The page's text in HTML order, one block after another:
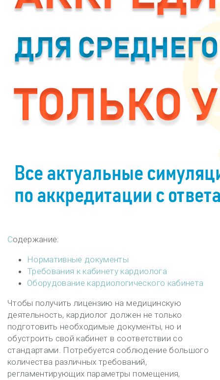
Содержание:
Нормативные документы
Требования к кабинету кардиолога
Оборудование кардиологического кабинета
Чтобы получить лицензию на медицинскую
деятельность, кардиолог должен не только
подготовить необходимые документы, но и
обустроить свой кабинет в соответствии со
стандартами. Потребуется соблюдение большого
количества различных требований,
регламентирующих параметры помещения,